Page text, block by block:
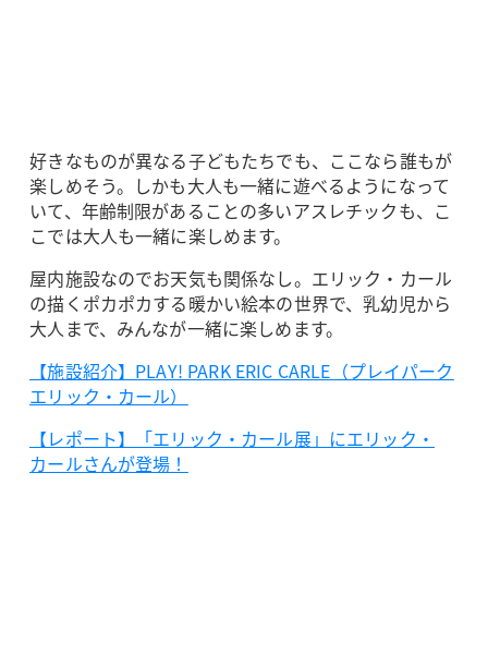
好きなものが異なる子どもたちでも、ここなら誰もが
楽しめそう。しかも大人も一緒に遊べるようになって
いて、年齢制限があることの多いアスレチックも、こ
こでは大人も一緒に楽しめます。
屋内施設なのでお天気も関係なし。エリック・カール
の描くポカポカする暖かい絵本の世界で、乳幼児から
大人まで、みんなが一緒に楽しめます。
【施設紹介】PLAY! PARK ERIC CARLE（プレイパーク
エリック・カール）
【レポート】「エリック・カール展」にエリック・
カールさんが登場！